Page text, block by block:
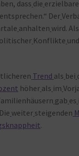
dass die
entsprechen.“ Der
anhalten wird. Als
Konflikte und
Trend als bei
höher als im
gab es
weiter steigenden
.